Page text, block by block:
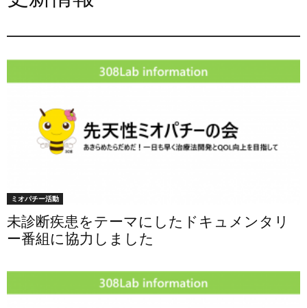
ミオパチー活動
未診断疾患をテーマにしたドキュメンタリ
ー番組に協力しました